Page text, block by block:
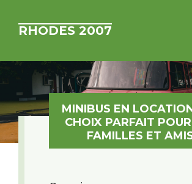
RHODES 2007
MINIBUS EN
CHOIX PARFAIT
FAMILLES ET